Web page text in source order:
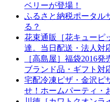
ベリーが登場！
ふるさと納税ポータル
る？
花束通販［花キューピ
達。当日配送・法人対
［高島屋］福袋2016
ブランド品・ギフト対
宅配冷凍ピザ・金沢ピ
せ！ホームパーティ・